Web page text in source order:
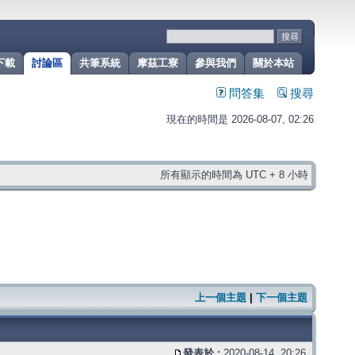
關於本站
參與我們
摩茲工寮
共筆系統
討論區
載
問答集 搜尋
現在的時間是 2026-08-07, 02:26
所有顯示的時間為 UTC + 8 小時
上一個主題 下一個主題